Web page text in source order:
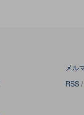
メル
RSS /